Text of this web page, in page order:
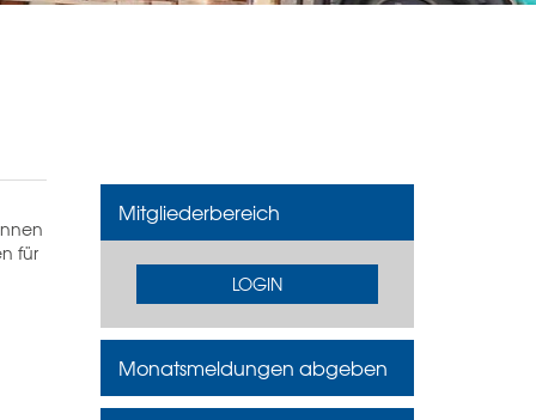
für
Mitgliederbereich
LOGIN
Monatsmeldungen abgeben